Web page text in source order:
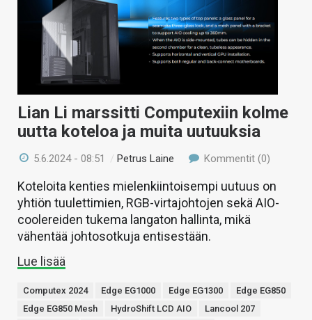
Lian Li marssitti Computexiin kolme
uutta koteloa ja muita uutuuksia
5.6.2024 - 08:51 /Petrus Laine Kommentit (0)
Koteloita kenties mielenkiintoisempi uutuus on
yhtiön tuulettimien, RGB-virtajohtojen sekä AIO-
coolereiden tukema langaton hallinta, mikä
vähentää johtosotkuja entisestään.
Lue lisää
Computex 2024 Edge EG1000 Edge EG1300
Edge EG850
Edge EG850 Mesh
HydroShift LCD AIO
Lancool 207